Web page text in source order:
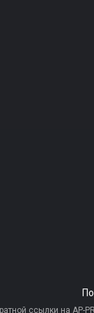
ссылки на AP-